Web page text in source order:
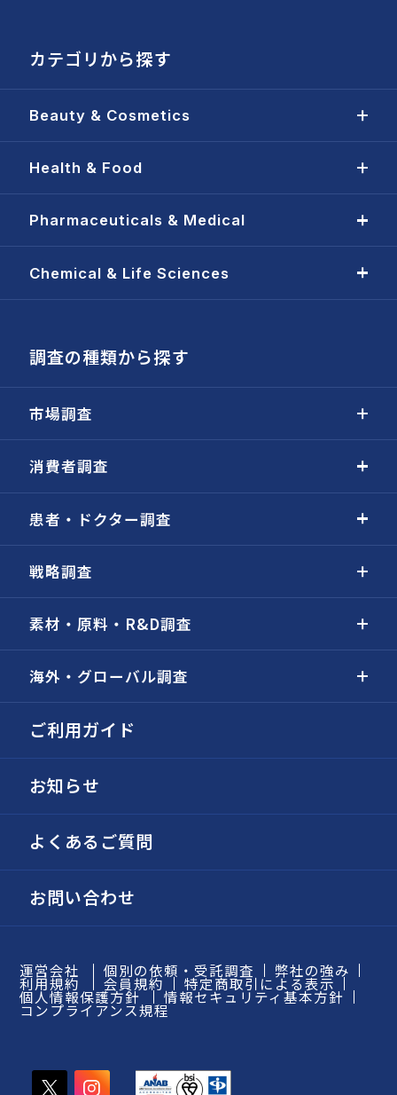
カテゴリから探す
Beauty & Cosmetics
Health & Food
Pharmaceuticals & Medical
Chemical & Life Sciences
調査の種類から探す
市場調査
消費者調査
患者・ドクター調査
戦略調査
素材・原料・R&D調査
海外・グローバル調査
ご利用ガイド
お知らせ
よくあるご質問
お問い合わせ
運営会社 個別の依頼・受託調査 弊社の強み
利用規約 会員規約 特定商取引による表示
個人情報保護方針 情報セキュリティ基本方針
コンプライアンス規程